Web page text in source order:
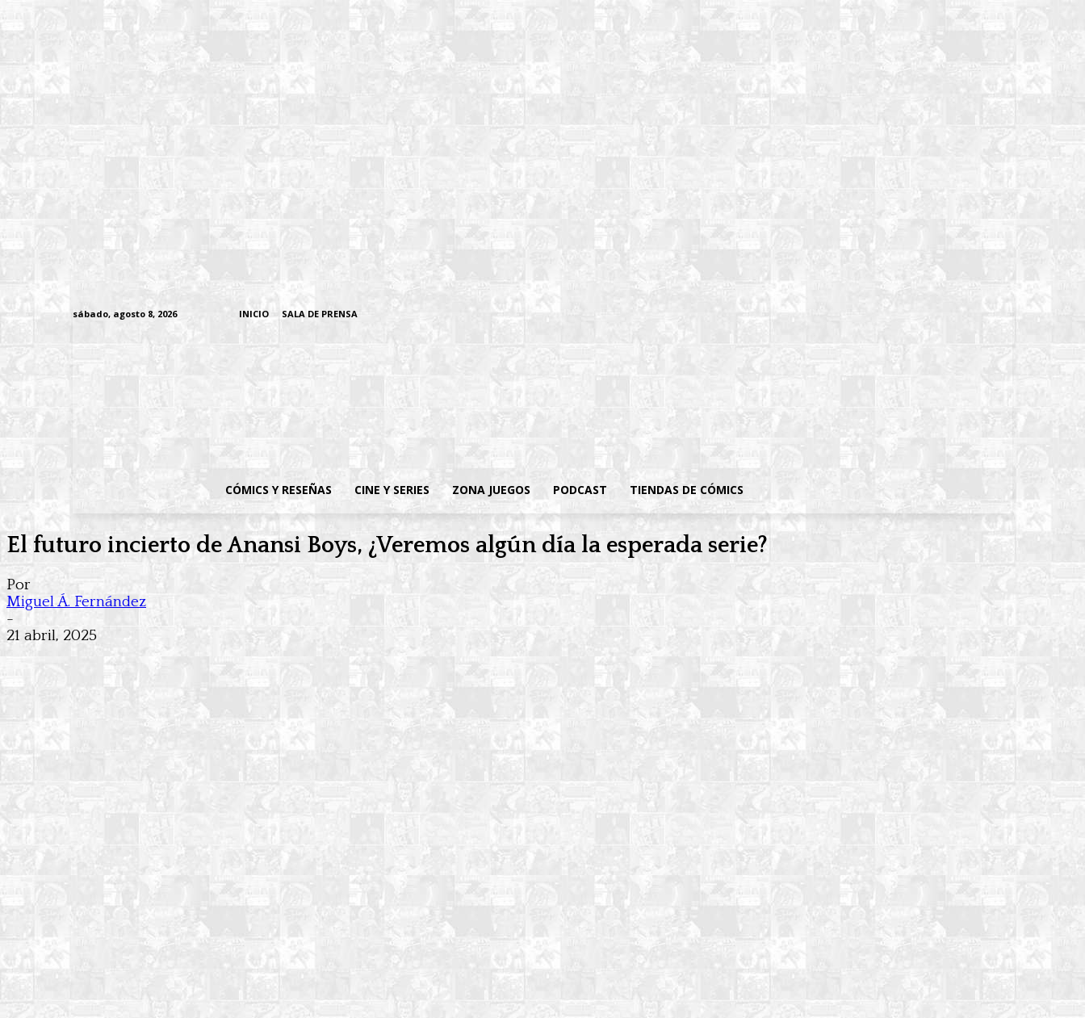
sábado, agosto 8, 2026 INICIO SALA DE PRENSA
CÓMICS Y RESEÑAS CINE Y SERIES ZONA JUEGOS PODCAST TIENDAS DE CÓMICS
El futuro incierto de Anansi Boys, ¿Veremos algún día la esperada serie?
Por
Miguel Á. Fernández
-
21 abril, 2025